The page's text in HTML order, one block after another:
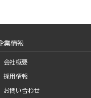
業情報
会社概要
採用情報
お問い合わせ